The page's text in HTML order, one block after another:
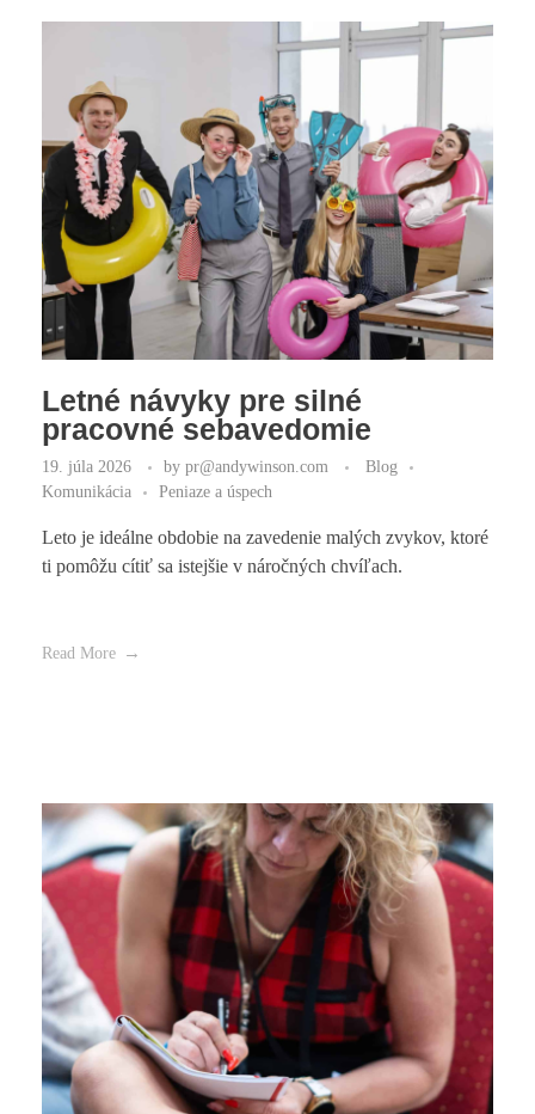
Letné návyky pre silné
pracovné sebavedomie
19. júla 2026 by pr@andywinson.com
Blog
Komunikácia
Peniaze a úspech
Leto je ideálne obdobie na zavedenie malých zvykov, ktoré
ti pomôžu cítiť sa istejšie v náročných chvíľach.
Read More